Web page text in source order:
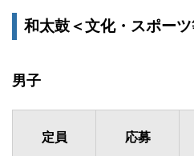
和太鼓＜文化・スポー
男子
定員 応募